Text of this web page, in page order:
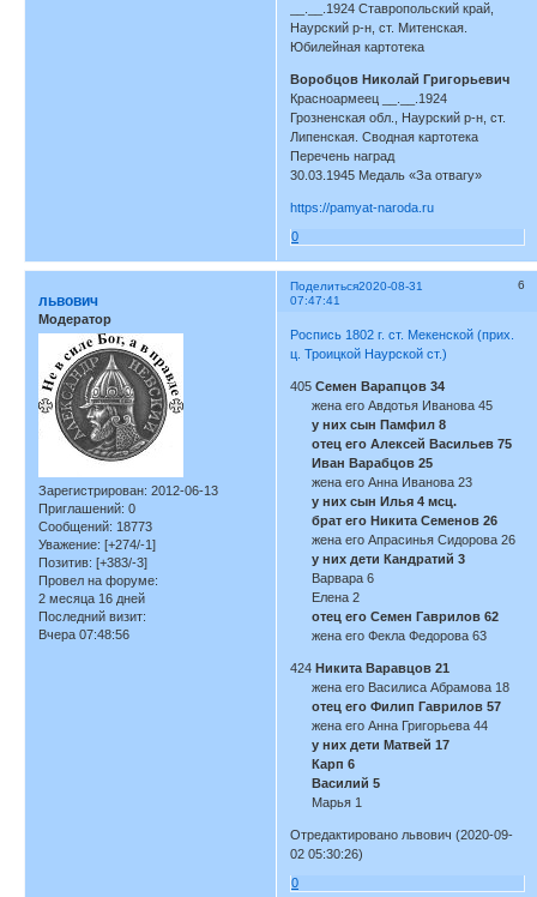
__.__.1924 Ставропольский край,
Наурский р-н, ст. Митенская.
Юбилейная картотека
Воробцов Николай Григорьевич
Красноармеец __.__.1924
Грозненская обл., Наурский р-н, ст.
Липенская. Сводная картотека
Перечень наград
30.03.1945 Медаль «За отвагу»
https://pamyat-naroda.ru
0
Поделиться 6
2020-08-31
07:47:41
львович
Модератор
Зарегистрирован: 2012-06-13
Приглашений: 0
Сообщений: 18773
Уважение: [+274/-1]
Позитив: [+383/-3]
Провел на форуме:
2 месяца 16 дней
Последний визит:
Вчера 07:48:56
Роспись 1802 г. ст. Мекенской (прих.
ц. Троицкой Наурской ст.)
405Семен Варапцов 34
жена его Авдотья Иванова 45
у них сын Памфил 8
отец его Алексей Васильев 75
Иван Варабцов 25
жена его Анна Иванова 23
у них сын Илья 4 мсц.
брат его Никита Семенов 26
жена его Апрасинья Сидорова 26
у них дети Кандратий 3
Варвара 6
Елена 2
отец его Семен Гаврилов 62
жена его Фекла Федорова 63
424 Никита Варавцов 21
жена его Василиса Абрамова 18
отец его Филип Гаврилов 57
жена его Анна Григорьева 44
у них дети Матвей 17
Карп 6
Василий 5
Марья 1
Отредактировано львович (2020-09-
02 05:30:26)
0